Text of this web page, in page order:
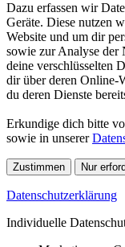
Dazu erfassen wir
Geräte. Diese nutzen
Website und um dir
sowie zur Analyse der
deine verschlüsselten
dir über deren Online-
du deren Dienste
Erkundige dich bitte
sowie in unserer
Zustimmen Nur
Datenschutzerklärung
Individuelle